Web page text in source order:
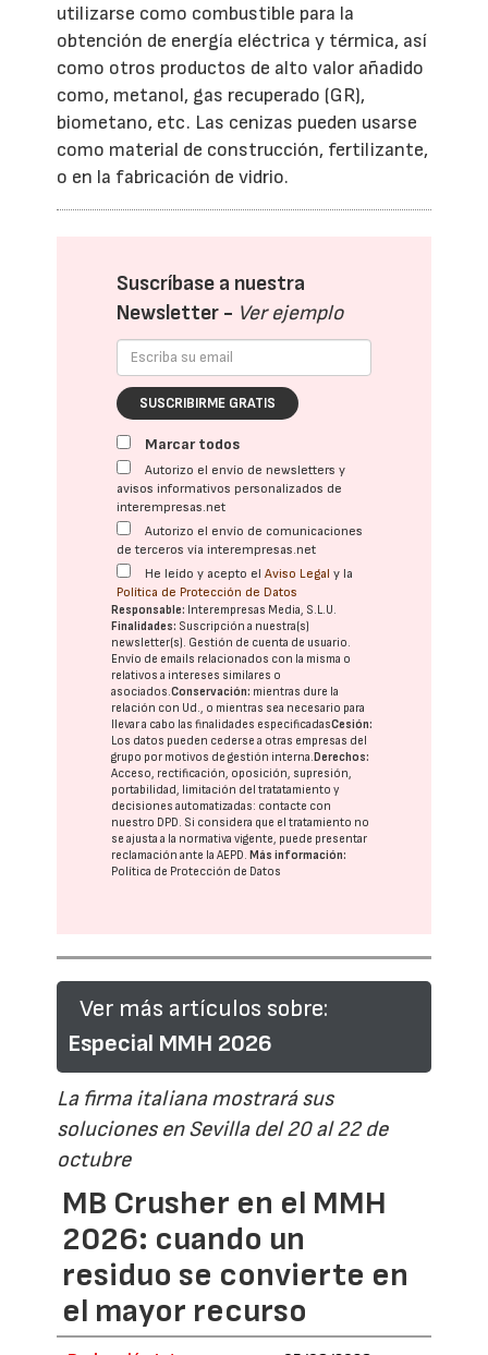
utilizarse como combustible para la
obtención de energía eléctrica y térmica, así
como otros productos de alto valor añadido
como, metanol, gas recuperado (GR),
biometano, etc. Las cenizas pueden usarse
como material de construcción, fertilizante,
o en la fabricación de vidrio.
Suscríbase a nuestra
Newsletter - Ver ejemplo
SUSCRIBIRME GRATIS
Marcar todos
Autorizo el envío de newsletters y
avisos informativos personalizados de
interempresas.net
Autorizo el envío de comunicaciones
de terceros vía interempresas.net
He leído y acepto elAviso Legal y la
Política de Protección de Datos
Responsable: Interempresas Media, S.L.U.
Finalidades: Suscripción a nuestra(s)
newsletter(s). Gestión de cuenta de usuario.
Envío de emails relacionados con la misma o
relativos a intereses similares o
asociados.Conservación: mientras dure la
relación con Ud., o mientras sea necesario para
llevar a cabo las finalidades especificadasCesión:
Los datos pueden cederse a otras empresas del
grupo por motivos de gestión interna.Derechos:
Acceso, rectificación, oposición, supresión,
portabilidad, limitación del tratatamiento y
decisiones automatizadas: contacte con
nuestro DPD. Si considera que el tratamiento no
se ajusta a la normativa vigente, puede presentar
reclamación ante laAEPD.Más información:
Política de Protección de Datos
Ver más artículos sobre:
Especial MMH 2026
La firma italiana mostrará sus
soluciones en Sevilla del 20 al 22 de
octubre
MB Crusher en el MMH
2026: cuando un
residuo se convierte en
el mayor recurso